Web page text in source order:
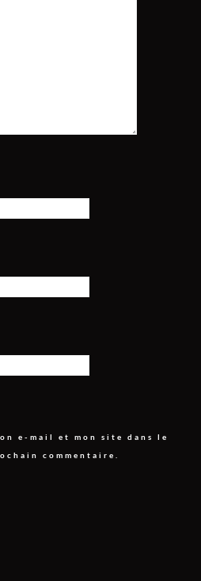
e-mail et mon site dans le
commentaire.